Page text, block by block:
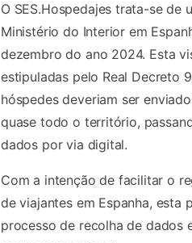
O SES.Hospedajes trata-se
Ministério do Interior em
dezembro do ano 2024. Esta
estipuladas pelo Real Decreto
hóspedes deveriam ser
quase todo o território,
dados por via digital.
Com a intenção de facilitar o
de viajantes em Espanha,
processo de recolha de dados